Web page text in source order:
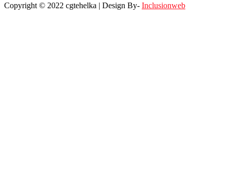
Copyright © 2022 cgtehelka | Design By- Inclusionweb